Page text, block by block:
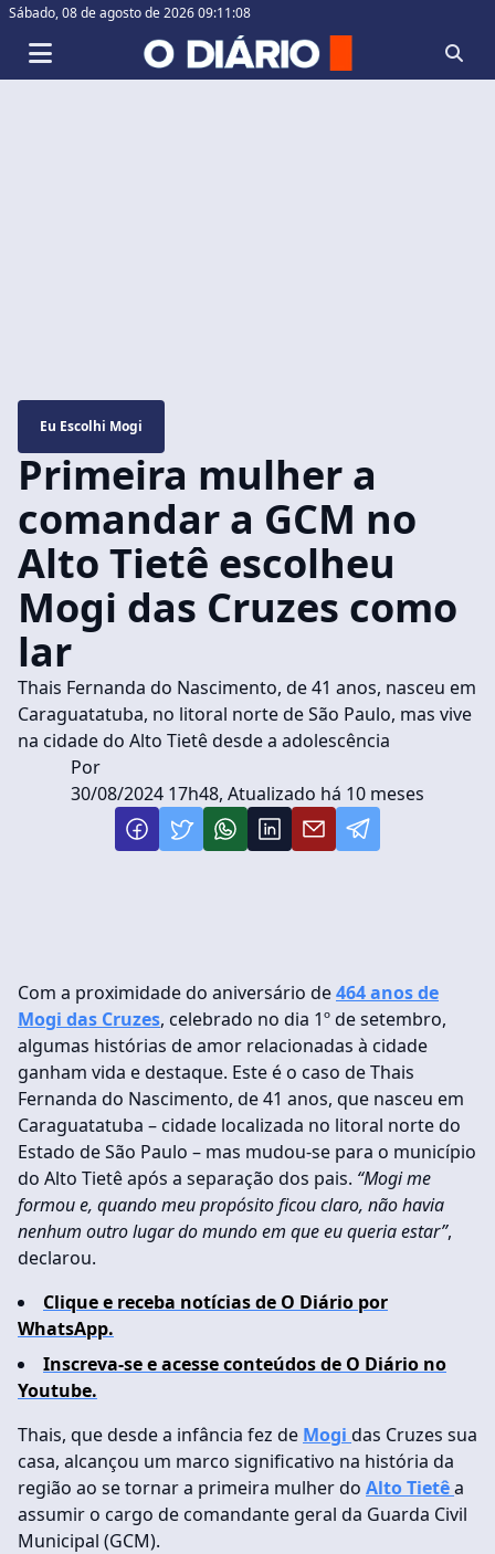
Sábado,08 de agosto de 2026 09:11:09
Eu Escolhi Mogi
Primeira mulher a
comandar a GCM no
Alto Tietê escolheu
Mogi das Cruzes como
lar
Thais Fernanda do Nascimento, de 41 anos, nasceu em
Caraguatatuba, no litoral norte de São Paulo, mas vive
na cidade do Alto Tietê desde a adolescência
Por
30/08/2024 17h48, Atualizado há 10 meses
Com a proximidade do aniversário de464 anos de
Mogi das Cruzes, celebrado no dia 1º de setembro,
algumas histórias de amor relacionadas à cidade
ganham vida e destaque. Este é o caso de Thais
Fernanda do Nascimento, de 41 anos, que nasceu em
Caraguatatuba – cidade localizada no litoral norte do
Estado de São Paulo – mas mudou-se para o município
do Alto Tietê após a separação dos pais. “Mogi me
formou e, quando meu propósito ficou claro, não havia
nenhum outro lugar do mundo em que eu queria estar”,
declarou.
Clique e receba notícias de O Diário por
WhatsApp.
Inscreva-se e acesse conteúdos de O Diário no
Youtube.
Thais, que desde a infância fez de Mogi das Cruzes sua
casa, alcançou um marco significativo na história da
região ao se tornar a primeira mulher do Alto Tietêa
assumir o cargo de comandante geral da Guarda Civil
Municipal (GCM).